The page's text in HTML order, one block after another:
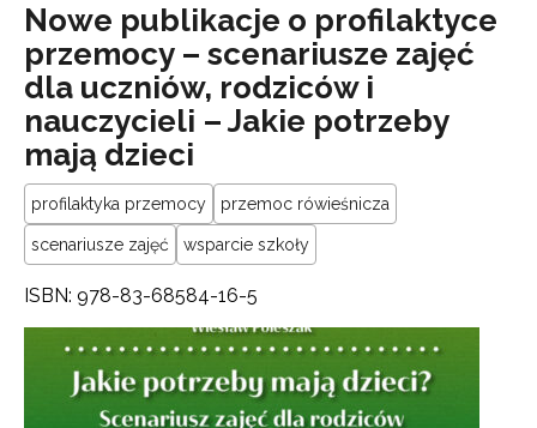
Nowe publikacje o profilaktyce
przemocy – scenariusze zajęć
dla uczniów, rodziców i
nauczycieli – Jakie potrzeby
mają dzieci
profilaktyka przemocy przemoc rówieśnicza
scenariusze zajęć wsparcie szkoły
ISBN: 978-83-68584-16-5